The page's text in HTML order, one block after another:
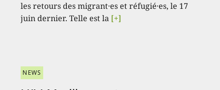
les retours des migrant·es et réfugié·es, le 17
juin dernier. Telle est la [+]
NEWS